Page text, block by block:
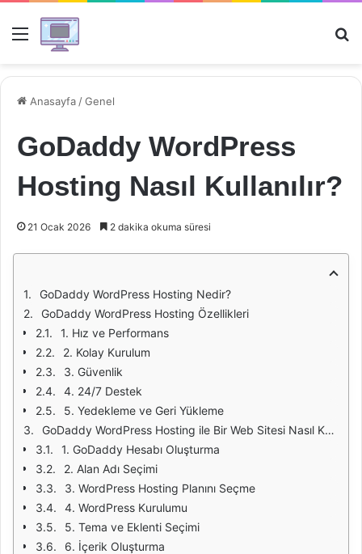
Menü
Anasayfa /Genel
GoDaddy WordPress
Hosting Nasıl Kullanılır?
21 Ocak 2026 2 dakika okuma süresi
GoDaddy WordPress Hosting Nedir?
GoDaddy WordPress Hosting Özellikleri
1. Hız ve Performans
2. Kolay Kurulum
3. Güvenlik
4. 24/7 Destek
5. Yedekleme ve Geri Yükleme
GoDaddy WordPress Hosting ile Bir Web Sitesi Nasıl Kurulur?
1. GoDaddy Hesabı Oluşturma
2. Alan Adı Seçimi
3. WordPress Hosting Planını Seçme
4. WordPress Kurulumu
5. Tema ve Eklenti Seçimi
6. İçerik Oluşturma